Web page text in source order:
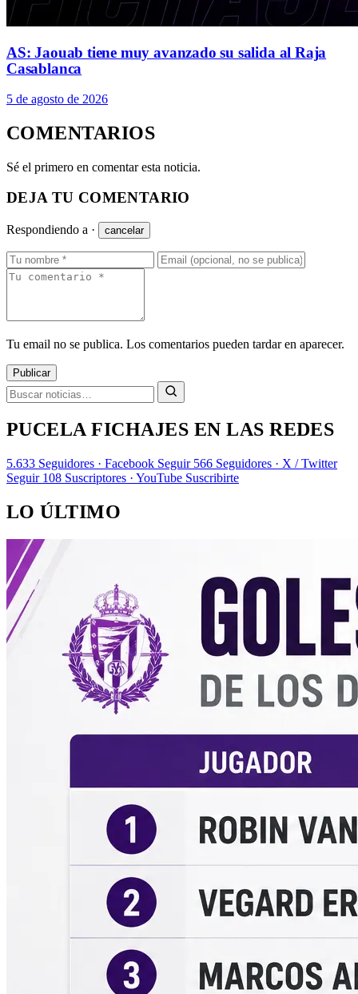
AS: Jaouab tiene muy avanzado su salida al Raja
Casablanca
5 de agosto de 2026
COMENTARIOS
Sé el primero en comentar esta noticia.
DEJA TU COMENTARIO
Respondiendo a · cancelar
Tu email no se publica. Los comentarios pueden tardar en aparecer.
Publicar
PUCELA FICHAJES EN LAS REDES
5.633 Seguidores · Facebook Seguir 566 Seguidores · X / Twitter
Seguir 108 Suscriptores · YouTube Suscribirte
LO ÚLTIMO